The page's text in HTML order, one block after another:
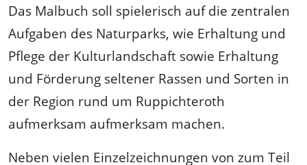
Das Malbuch soll spielerisch auf die zentralen
Aufgaben des Naturparks, wie Erhaltung und
Pflege der Kulturlandschaft sowie Erhaltung
und Förderung seltener Rassen und Sorten in
der Region rund um Ruppichteroth
aufmerksam aufmerksam machen.
Neben vielen Einzelzeichnungen von zum Teil